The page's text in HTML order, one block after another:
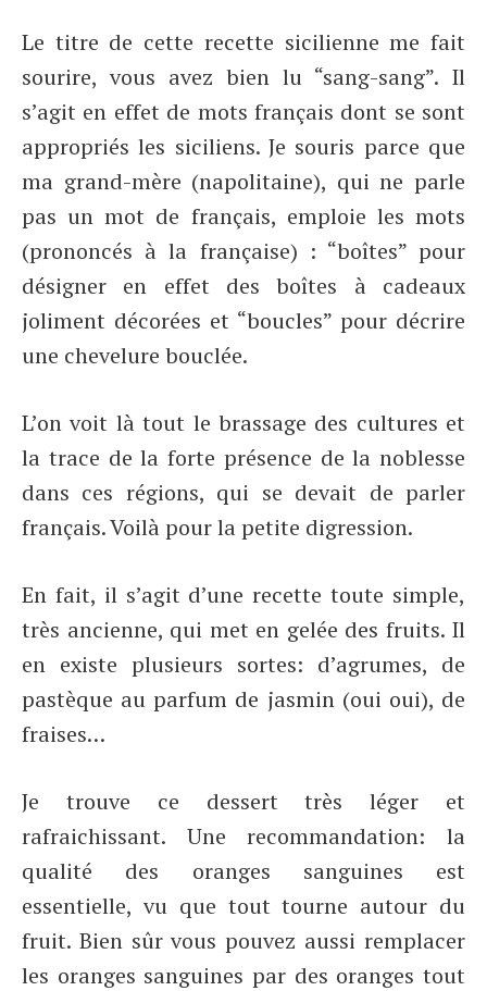
Le titre de cette recette sicilienne me fait
sourire, vous avez bien lu “sang-sang”. Il
s’agit en effet de mots français dont se sont
appropriés les siciliens. Je souris parce que
ma grand-mère (napolitaine), qui ne parle
pas un mot de français, emploie les mots
(prononcés à la française) : “boîtes” pour
désigner en effet des boîtes à cadeaux
joliment décorées et “boucles” pour décrire
une chevelure bouclée.
L’on voit là tout le brassage des cultures et
la trace de la forte présence de la noblesse
dans ces régions, qui se devait de parler
français. Voilà pour la petite digression.
En fait, il s’agit d’une recette toute simple,
très ancienne, qui met en gelée des fruits. Il
en existe plusieurs sortes: d’agrumes, de
pastèque au parfum de jasmin (oui oui), de
fraises…
Je trouve ce dessert très léger et
rafraichissant. Une recommandation: la
qualité des oranges sanguines est
essentielle, vu que tout tourne autour du
fruit. Bien sûr vous pouvez aussi remplacer
les oranges sanguines par des oranges tout